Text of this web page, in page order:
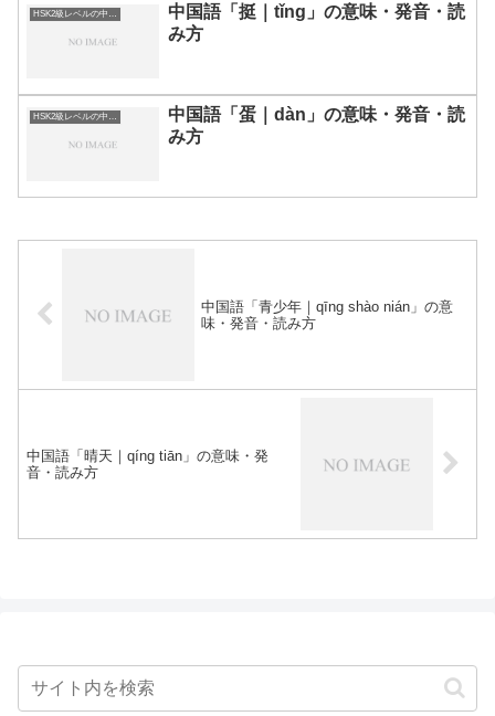
中国語「挺｜tǐng」の意味・発音・読
み方
中国語「蛋｜dàn」の意味・発音・読
み方
中国語「青少年｜qīng shào nián」の意
味・発音・読み方
中国語「晴天｜qíng tiān」の意味・発
音・読み方